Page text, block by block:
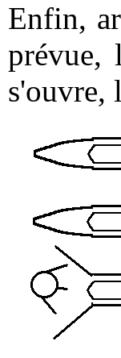
Enfin,
prévue,
s'ouvre,